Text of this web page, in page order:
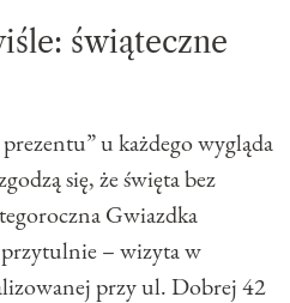
świąteczne
u każdego wygląda
się, że święta bez
Gwiazdka
– wizyta w
przy ul. Dobrej 42